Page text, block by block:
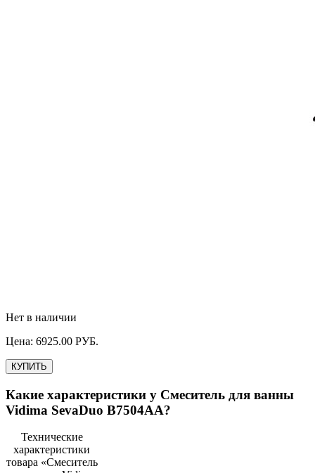
Нет в наличии
Цена: 6925.00 РУБ.
КУПИТЬ
Какие характеристики у Смеситель для ванны
Vidima SevaDuo B7504AA?
Технические
характеристики
товара «Смеситель